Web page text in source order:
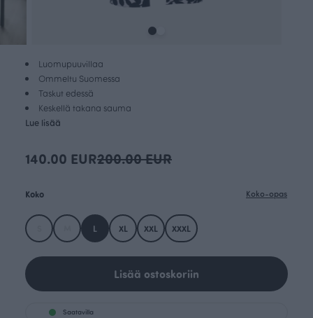
Luomupuuvillaa
Ommeltu Suomessa
Taskut edessä
Keskellä takana sauma
Lue lisää
140.00 EUR200.00 EUR
Koko Koko-opas
L XL XXL XXXL
Lisää ostoskoriin
Saatavilla